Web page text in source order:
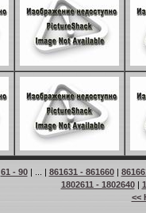
61 - 90| ... | 861631 - 861660|
1802611 - 1802640|
<<